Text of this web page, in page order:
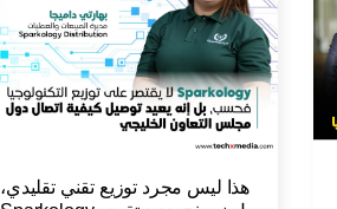
هذا ليس مجرد توزيع تقني تقليدي،